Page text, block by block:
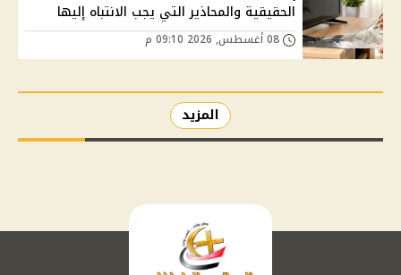
الحقيقية والمحاذير التي يجب الانتباه إليها
المزيد